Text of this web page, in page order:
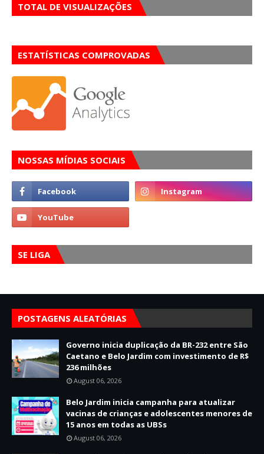
TOTAL DE VISUALIZAÇÕES
ESTATÍSTICAS COMPROVADAS
NOSSAS MÍDIAS SOCIAIS
SE LIGA
POSTAGENS ALEATÓRIAS
Governo inicia duplicação da BR-232 entre São
Caetano e Belo Jardim com investimento de R$
236 milhões
August 06, 2026
Belo Jardim inicia campanha para atualizar
vacinas de crianças e adolescentes menores de
15 anos em todas as UBSs
August 06, 2026